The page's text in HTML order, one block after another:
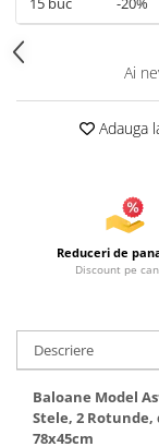
Ai
Adauga
Reduceri de
Discount pe
Descriere
Baloane Model
Stele, 2
78x45cm